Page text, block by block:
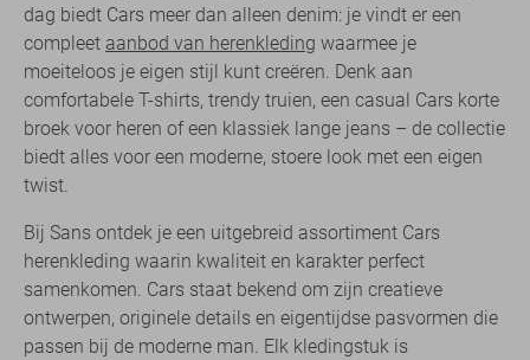
dag biedt Cars meer dan alleen denim: je vindt er een
compleet aanbod van herenkleding waarmee je
moeiteloos je eigen stijl kunt creëren. Denk aan
comfortabele T-shirts, trendy truien, een casual Cars korte
broek voor heren of een klassiek lange jeans – de collectie
biedt alles voor een moderne, stoere look met een eigen
twist.
Bij Sans ontdek je een uitgebreid assortiment Cars
herenkleding waarin kwaliteit en karakter perfect
samenkomen. Cars staat bekend om zijn creatieve
ontwerpen, originele details en eigentijdse pasvormen die
passen bij de moderne man. Elk kledingstuk is